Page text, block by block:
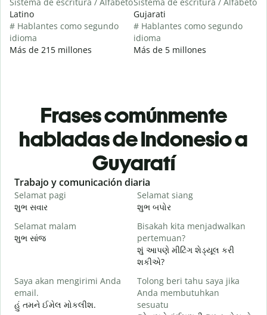
Latino
# Hablantes como segundo
idioma
Más de 215 millones
Gujarati
# Hablantes como segundo
idioma
Más de 5 millones
Frases comúnmente
habladas de Indonesio a
Guyaratí
Slide 1 of 6
Trabajo y comunicación diaria
Selamat pagi
શુભ સવાર
Selamat siang
શુભ બપોર
Selamat malam
શુભ સાંજ
Bisakah kita menjadwalkan
pertemuan?
શું આપણે મીટિંગ શેડ્યૂલ કરી
શકીએ?
Saya akan mengirimi Anda
email.
હું તમને ઈમેલ મોકલીશ.
Tolong beri tahu saya jika
Anda membutuhkan
sesuatu